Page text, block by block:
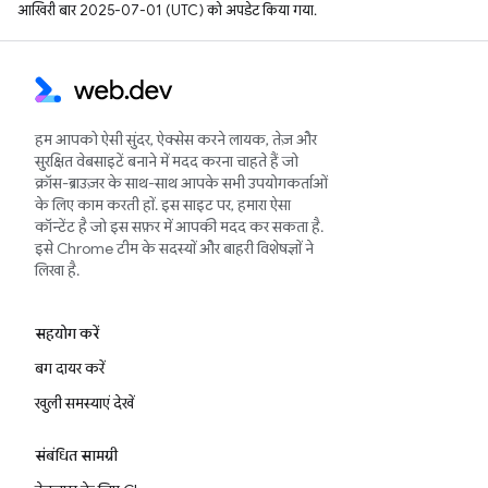
आखिरी बार 2025-07-01 (UTC) को अपडेट किया गया.
हम आपको ऐसी सुंदर, ऐक्सेस करने लायक, तेज़ और
सुरक्षित वेबसाइटें बनाने में मदद करना चाहते हैं जो
क्रॉस-ब्राउज़र के साथ-साथ आपके सभी उपयोगकर्ताओं
के लिए काम करती हों. इस साइट पर, हमारा ऐसा
कॉन्टेंट है जो इस सफ़र में आपकी मदद कर सकता है.
इसे Chrome टीम के सदस्यों और बाहरी विशेषज्ञों ने
लिखा है.
सहयोग करें
बग दायर करें
खुली समस्याएं देखें
संबंधित सामग्री